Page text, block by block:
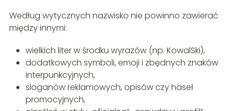
Według wytycznych nazwisko nie powinno zawierać
między innymi:
wielkich liter w środku wyrazów (np. KowalSki),
dodatkowych symboli, emoji i zbędnych znaków
interpunkcyjnych,
sloganów reklamowych, opisów czy haseł
promocyjnych,